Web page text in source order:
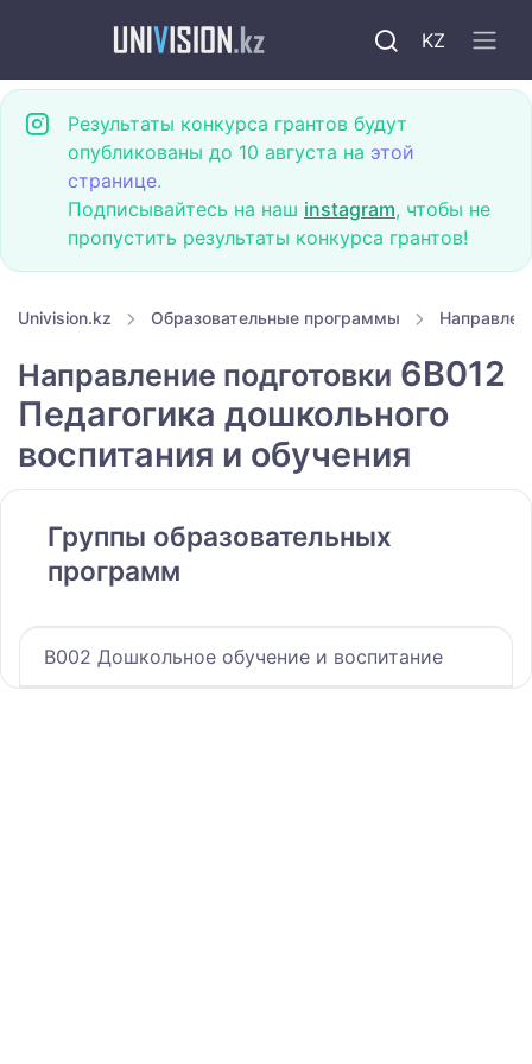
KZ
Результаты конкурса грантов будут
опубликованы до 10 августа на этой
странице.
Подписывайтесь на наш instagram, чтобы не
пропустить результаты конкурса грантов!
Univision.kz Образовательные программы
Направление подготовки 6B012
Педагогика дошкольного
воспитания и обучения
Группы образовательных
программ
B002 Дошкольное обучение и воспитание